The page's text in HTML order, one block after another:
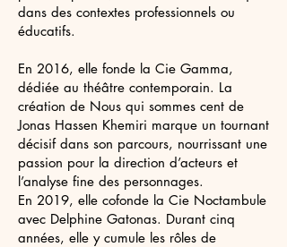
dans des contextes professionnels ou
éducatifs.
En 2016, elle fonde la Cie Gamma,
dédiée au théâtre contemporain. La
création de Nous qui sommes cent de
Jonas Hassen Khemiri marque un tournant
décisif dans son parcours, nourrissant une
passion pour la direction d’acteurs et
l’analyse fine des personnages.
En 2019, elle cofonde la Cie Noctambule
avec Delphine Gatonas. Durant cinq
années, elle y cumule les rôles de